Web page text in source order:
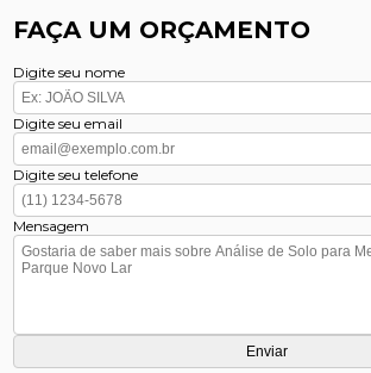
FAÇA UM ORÇAMENTO
Digite seu nome
Digite seu email
Digite seu telefone
Mensagem